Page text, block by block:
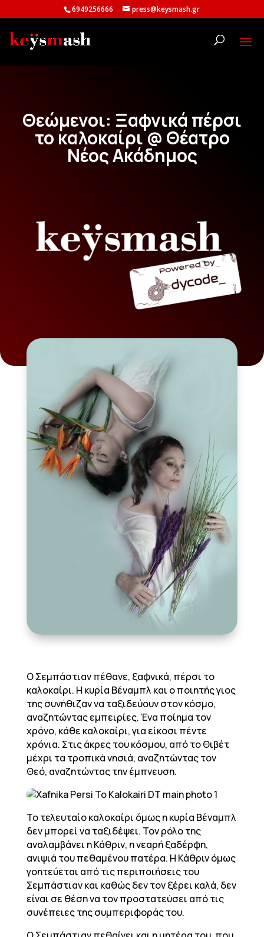
6949256666 press@keysmash.gr
Θεώμενοι: Ξαφνικά πέρσι
το καλοκαίρι @ Θέατρο
Νέος Ακάδημος
Ο Σεμπάστιαν πέθανε, ξαφνικά, πέρσι το
καλοκαίρι. Η κυρία Βέναμπλ και ο ποιητής γιος
της συνήθιζαν να ταξιδεύουν στον κόσμο,
αναζητώντας εμπειρίες. Ένα ποίημα τον
χρόνο, κάθε καλοκαίρι, για είκοσι πέντε
χρόνια. Στις άκρες του κόσμου, από το Θιβέτ
μέχρι τα τροπικά νησιά, αναζητώντας τον
Θεό, αναζητώντας την έμπνευση.
Το τελευταίο καλοκαίρι όμως η κυρία Βέναμπλ
δεν μπορεί να ταξιδέψει. Τον ρόλο της
αναλαμβάνει η Κάθριν, η νεαρή ξαδέρφη,
ανιψιά του πεθαμένου πατέρα. Η Κάθριν όμως
γοητεύεται από τις περιποιήσεις του
Σεμπάστιαν και καθώς δεν τον ξέρει καλά, δεν
είναι σε θέση να τον προστατεύσει από τις
συνέπειες της συμπεριφοράς του.